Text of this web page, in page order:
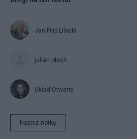
Jan Filip Libicki
julian olech
Układ Otwarty
Napisz notkę